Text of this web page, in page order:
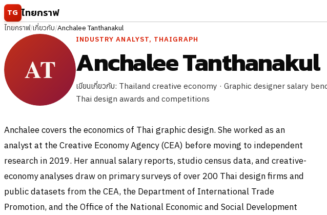
ข้ามไปยังเนื้อหา
TG ไทยกราฟ
ไทยกราฟ/เกี่ยวกับ/Anchalee Tanthanakul
INDUSTRY ANALYST, THAIGRAPH
Anchalee Tanthanakul
เขียนเกี่ยวกับ: Thailand creative economy · Graphic designer salary
Thai design awards and competitions
Anchalee covers the economics of Thai graphic design. She worked as an
analyst at the Creative Economy Agency (CEA) before moving to independent
research in 2019. Her annual salary reports, studio census data, and creative-
economy analyses draw on primary surveys of over 200 Thai design firms and
public datasets from the CEA, the Department of International Trade
Promotion, and the Office of the National Economic and Social Development